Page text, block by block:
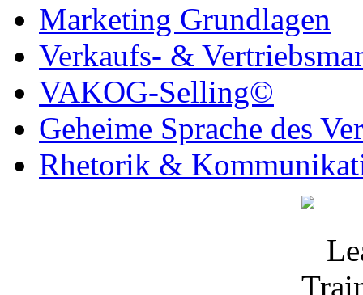
Marketing Grundlagen
Verkaufs- &
VAKOG-Selling©
Geheime Sprache des
Rhetorik &